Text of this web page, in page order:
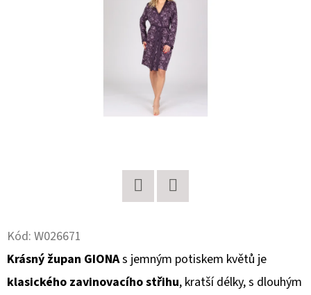
Kód: W026671
Krásný župan GIONAs jemným potiskem květů je
klasického zavinovacího střihu, kratší délky, s dlouhým
HLEDAT